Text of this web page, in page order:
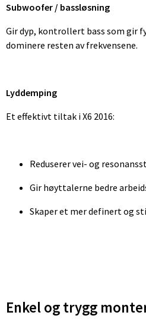
Subwoofer / bassløsning
Gir dyp, kontrollert bass som gir
dominere resten av frekvensene.
Lyddemping
Et effektivt tiltak i X6 2016:
Reduserer vei- og
Gir høyttalerne bedre
Skaper et mer definert og
Enkel og trygg